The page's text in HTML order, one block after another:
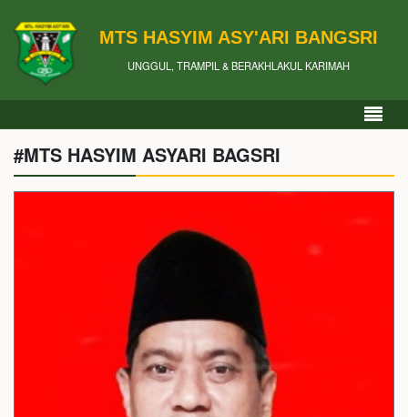
MTS HASYIM ASY'ARI BANGSRI
UNGGUL, TRAMPIL & BERAKHLAKUL KARIMAH
#MTS HASYIM ASYARI BAGSRI